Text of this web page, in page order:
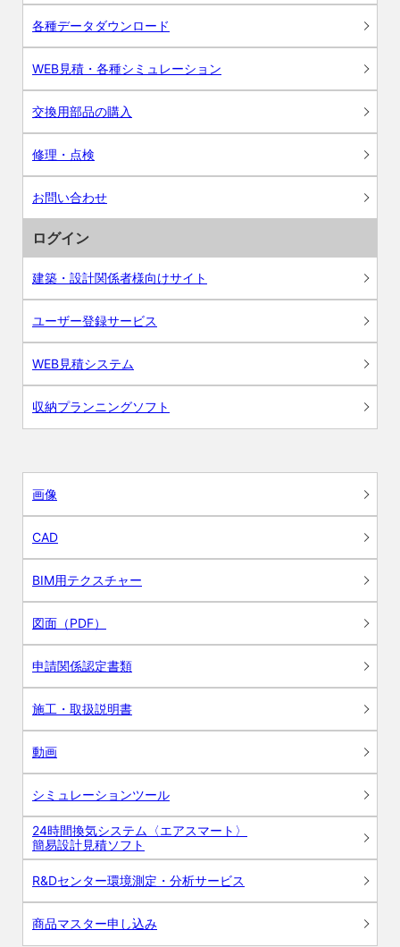
各種データダウンロード
WEB見積・各種シミュレーション
交換用部品の購入
修理・点検
お問い合わせ
ログイン
建築・設計関係者様向けサイト
ユーザー登録サービス
WEB見積システム
収納プランニングソフト
画像
CAD
BIM用テクスチャー
図面（PDF）
申請関係認定書類
施工・取扱説明書
動画
シミュレーションツール
24時間換気システム〈エアスマート〉
簡易設計見積ソフト
R&Dセンター環境測定・分析サービス
商品マスター申し込み